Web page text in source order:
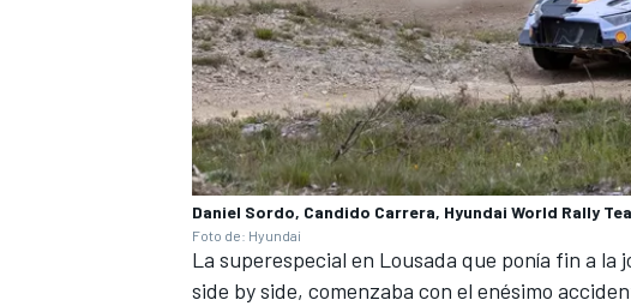
Daniel Sordo, Candido Carrera, Hyundai World Rally
Foto de: Hyundai
La superespecial en Lousada que ponía fin a
side by side, comenzaba con el enésimo